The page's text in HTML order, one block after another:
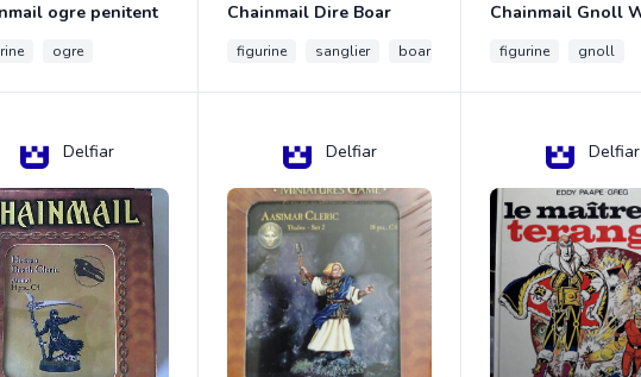
ogre penitent
ogre
Chainmail Dire Boar
figurine sanglier boar figurine gnoll
Delfiar Delfiar Delfiar